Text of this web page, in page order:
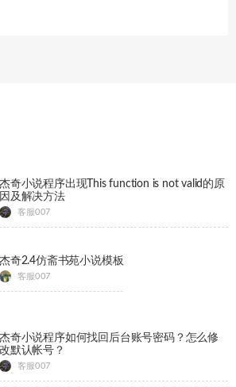
杰奇小说程序出现This function is not valid的原
因及解决方法
客服007
杰奇2.4仿斋书苑小说模板
客服007
杰奇小说程序如何找回后台账号密码？怎么修
改默认帐号？
客服007